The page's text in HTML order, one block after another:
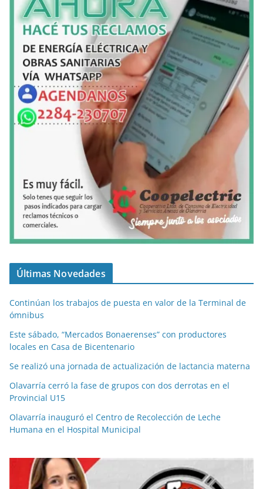
Últimas Novedades
Continúan los trabajos de puesta en valor de la Terminal de
ómnibus
Este sábado, “Mercados Bonaerenses” con productores
locales en Casa de Bicentenario
Se realizó una jornada de actualización de lactancia materna
Olavarría cerró la fase de grupos con dos derrotas en el
Provincial U15
Olavarría inauguró el Centro de Recolección de Leche
Humana en el Hospital Municipal